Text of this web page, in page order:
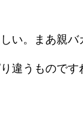
い。まあ親バ
違うもので